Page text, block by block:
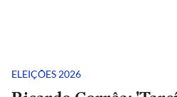
ELEIÇÕES 2026